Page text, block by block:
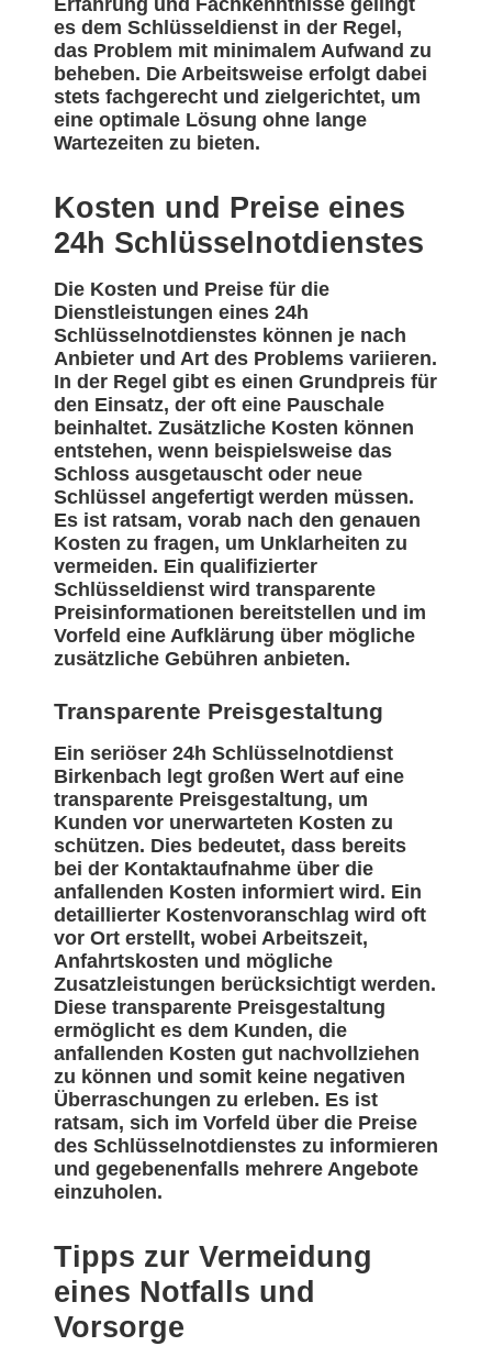
Erfahrung und Fachkenntnisse gelingt
es dem Schlüsseldienst in der Regel,
das Problem mit minimalem Aufwand zu
beheben. Die Arbeitsweise erfolgt dabei
stets fachgerecht und zielgerichtet, um
eine optimale Lösung ohne lange
Wartezeiten zu bieten.
Kosten und Preise eines
24h Schlüsselnotdienstes
Die Kosten und Preise für die
Dienstleistungen eines 24h
Schlüsselnotdienstes können je nach
Anbieter und Art des Problems variieren.
In der Regel gibt es einen Grundpreis für
den Einsatz, der oft eine Pauschale
beinhaltet. Zusätzliche Kosten können
entstehen, wenn beispielsweise das
Schloss ausgetauscht oder neue
Schlüssel angefertigt werden müssen.
Es ist ratsam, vorab nach den genauen
Kosten zu fragen, um Unklarheiten zu
vermeiden. Ein qualifizierter
Schlüsseldienst wird transparente
Preisinformationen bereitstellen und im
Vorfeld eine Aufklärung über mögliche
zusätzliche Gebühren anbieten.
Transparente Preisgestaltung
Ein seriöser 24h Schlüsselnotdienst
Birkenbach legt großen Wert auf eine
transparente Preisgestaltung, um
Kunden vor unerwarteten Kosten zu
schützen. Dies bedeutet, dass bereits
bei der Kontaktaufnahme über die
anfallenden Kosten informiert wird. Ein
detaillierter Kostenvoranschlag wird oft
vor Ort erstellt, wobei Arbeitszeit,
Anfahrtskosten und mögliche
Zusatzleistungen berücksichtigt werden.
Diese transparente Preisgestaltung
ermöglicht es dem Kunden, die
anfallenden Kosten gut nachvollziehen
zu können und somit keine negativen
Überraschungen zu erleben. Es ist
ratsam, sich im Vorfeld über die Preise
des Schlüsselnotdienstes zu informieren
und gegebenenfalls mehrere Angebote
einzuholen.
Tipps zur Vermeidung
eines Notfalls und
Vorsorge